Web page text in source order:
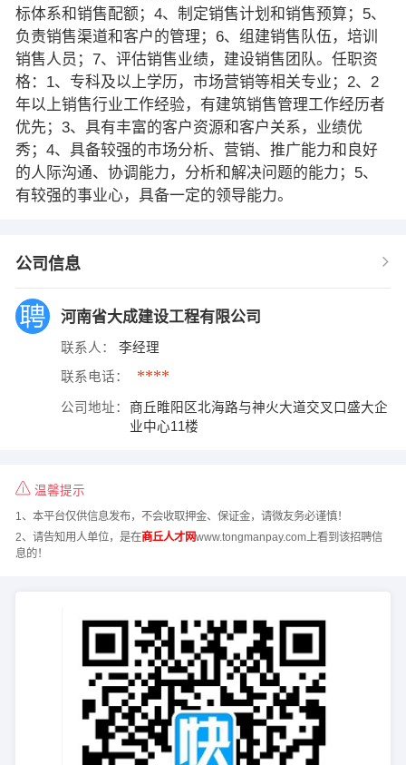
标体系和销售配额；4、制定销售计划和销售预算；5、
负责销售渠道和客户的管理；6、组建销售队伍，培训
销售人员；7、评估销售业绩，建设销售团队。任职资
格：1、专科及以上学历，市场营销等相关专业；2、2
年以上销售行业工作经验，有建筑销售管理工作经历者
优先；3、具有丰富的客户资源和客户关系，业绩优
秀；4、具备较强的市场分析、营销、推广能力和良好
的人际沟通、协调能力，分析和解决问题的能力；5、
有较强的事业心，具备一定的领导能力。
公司信息
河南省大成建设工程有限公司
联系人： 李经理
联系电话： ****
公司地址：
商丘睢阳区北海路与神火大道交叉口盛大企
业中心11楼
温馨提示
1、本平台仅供信息发布，不会收取押金、保证金，请微友务必谨慎！
2、请告知用人单位，是在商丘人才网www.tongmanpay.com上看到该招聘信
息的！